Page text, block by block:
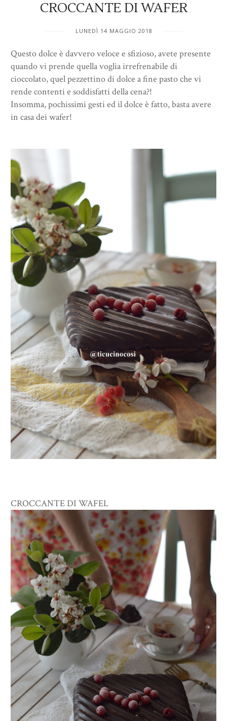
CROCCANTE DI WAFER
LUNEDÌ 14 MAGGIO 2018
Questo dolce è davvero veloce e sfizioso, avete presente
quando vi prende quella voglia irrefrenabile di
cioccolato, quel pezzettino di dolce a fine pasto che vi
rende contenti e soddisfatti della cena?!
Insomma, pochissimi gesti ed il dolce è fatto, basta avere
in casa dei wafer!
CROCCANTE DI WAFEL